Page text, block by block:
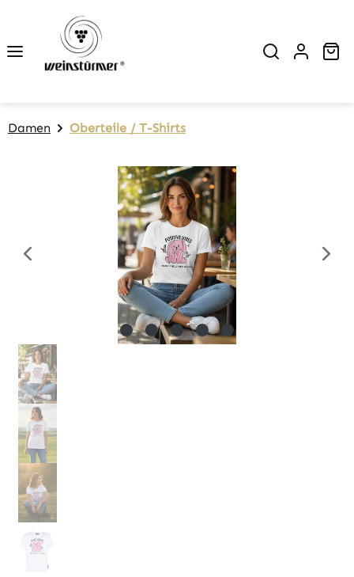
Zum Hauptinhalt springen
Damen Oberteile / T-Shirts
Bildergalerie überspringen